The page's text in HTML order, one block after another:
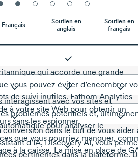
Français
Soutien en
anglais
Soutien en
français
qui accorde une grande
vous pouvez éviter d’encombrer
de suivi inutiles. Fathom Analytics
à votre site Web pour obtenir un
sans les espionner.
avec vos sites et
problèmes potentiels et,
pour analyser le
que vous pourriez manquer,
à la caisse. La mise en place de
dans le but de vous aider
d’IA, Discovery AI, vous
pertinentes dans la plateforme.